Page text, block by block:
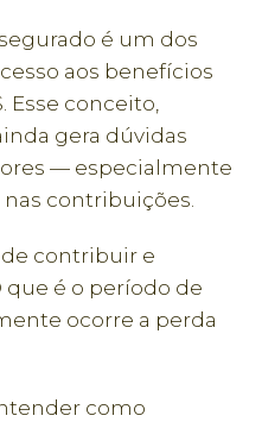
é um dos
aos benefícios
Esse conceito,
gera dúvidas
— especialmente
contribuições.
de contribuir e
é o período de
ocorre a perda
como